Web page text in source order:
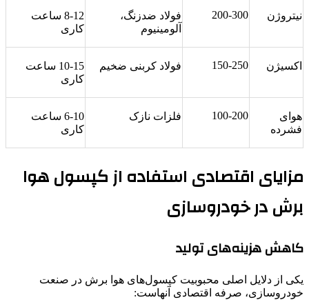
نیتروژن 200-300
فولاد ضدزنگ،
آلومینیوم
8-12 ساعت
کاری
اکسیژن 150-250 فولاد کربنی ضخیم
10-15 ساعت
کاری
هوای
فشرده
100-200 فلزات نازک
6-10 ساعت
کاری
مزایای اقتصادی استفاده از کپسول هوا
برش در خودروسازی
کاهش هزینه‌های تولید
یکی از دلایل اصلی محبوبیت کپسول‌های هوا برش در صنعت
خودروسازی، صرفه اقتصادی آنهاست: